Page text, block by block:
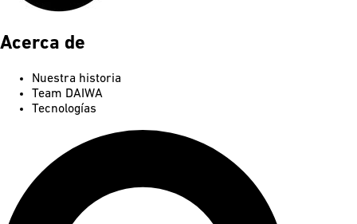
Acerca de
Nuestra historia
Team DAIWA
Tecnologías